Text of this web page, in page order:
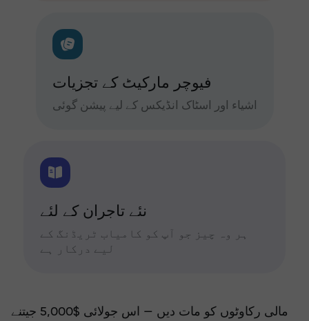
فیوچر مارکیٹ کے تجزیات
اشیاء اور اسٹاک انڈیکس کے لیے پیشن گوئی
نئے تاجران کے لئے
ہر وہ چیز جو آپ کو کامیاب ٹریڈنگ کے
لیے درکار ہے
مالی رکاوٹوں کو مات دیں — اس جولائی $5,000 جیتنے